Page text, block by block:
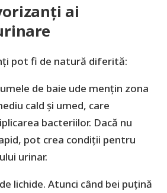
ai
pot fi de natură diferită:
de baie ude mențin zona
cald și umed, care
bacteriilor. Dacă nu
pot crea condiții pentru
urinar.
lichide. Atunci când bei puțină